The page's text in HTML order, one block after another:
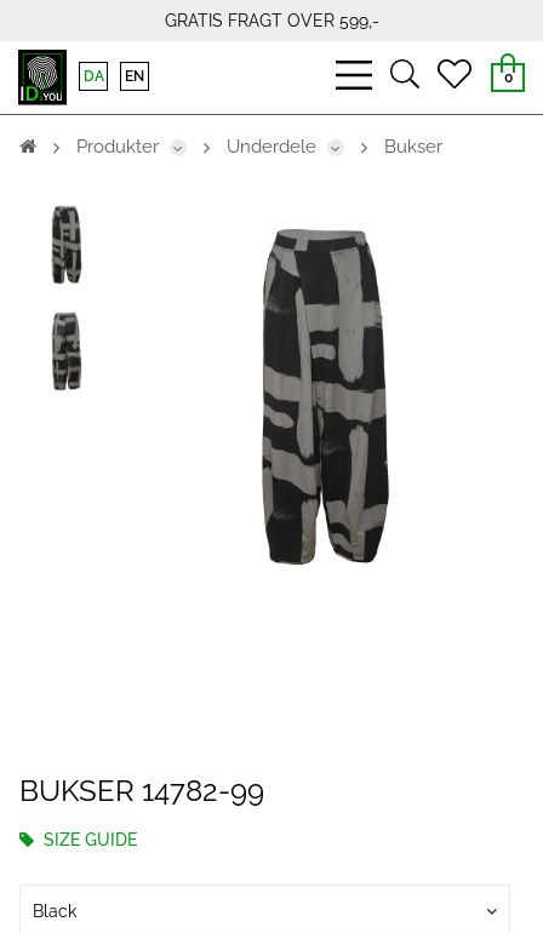
GRATIS FRAGT OVER 599,-
bars
light
searchheart
0
DA EN
Produkter Underdele Bukser
BUKSER 14782-99
SIZE GUIDE
Black